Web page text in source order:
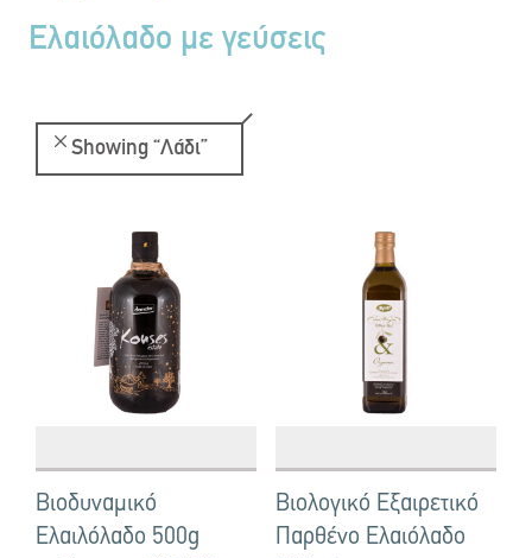
Ελαιόλαδο με γεύσεις
Showing “Λάδι”
Βιοδυναμικό
Ελαιλόλαδο 500g
Βιολογικό Εξαιρετικό
Παρθένο Ελαιόλαδο